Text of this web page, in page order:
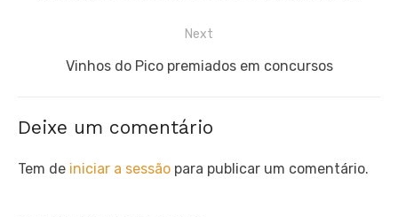
Next
Next
Vinhos do Pico premiados em concursos
Deixe um comentário
Tem de iniciar a sessão para publicar um comentário.